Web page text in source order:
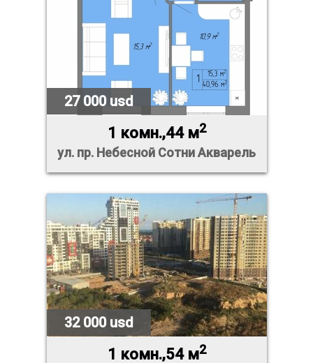
27 000 usd
1 комн.,44 м2
ул. пр. Небесной Сотни Акварель
32 000 usd
1 комн.,54 м2